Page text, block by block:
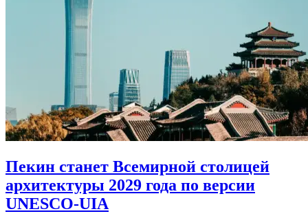
Пекин станет Всемирной столицей
архитектуры 2029 года по версии
UNESCO-UIA